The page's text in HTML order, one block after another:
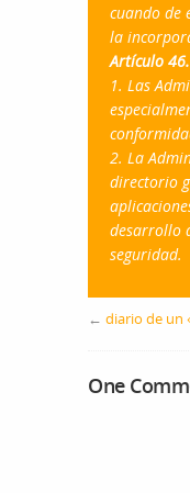
cuando de
la
Artículo
1. Las
2. La
directorio
desarrollo
seguridad.
← diario de un
One